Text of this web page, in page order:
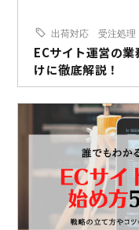
出荷対応 受注処理
ECサイト運営の
けに徹底解説！